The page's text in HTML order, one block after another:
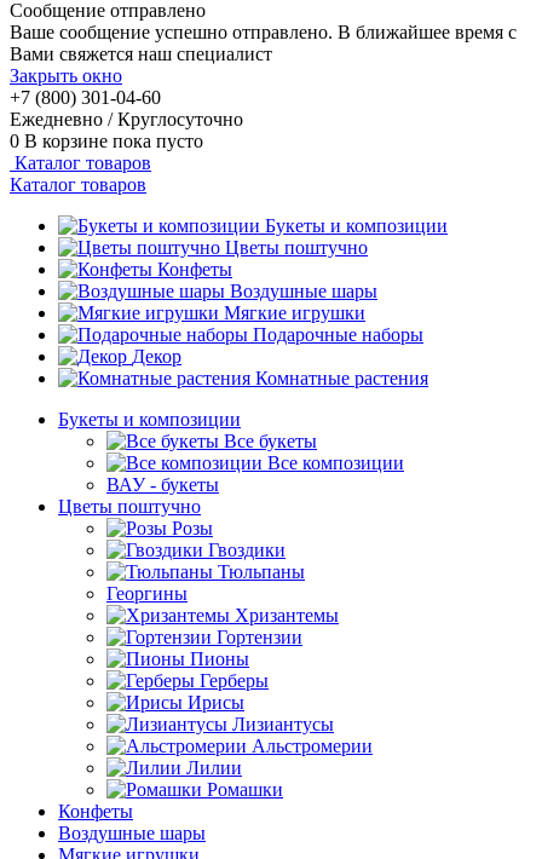
Сообщение отправлено
Ваше сообщение успешно отправлено. В ближайшее время с
Вами свяжется наш специалист
Закрыть окно
+7 (800) 301-04-60
Ежедневно / Круглосуточно
0 В корзине пока пусто
Каталог товаров
Каталог товаров
Букеты и композиции
Цветы поштучно
Конфеты
Воздушные шары
Мягкие игрушки
Подарочные наборы
Декор
Комнатные растения
Букеты и композиции
Все букеты
Все композиции
ВАУ - букеты
Цветы поштучно
Розы
Гвоздики
Тюльпаны
Георгины
Хризантемы
Гортензии
Пионы
Герберы
Ирисы
Лизиантусы
Альстромерии
Лилии
Ромашки
Конфеты
Воздушные шары
Мягкие игрушки